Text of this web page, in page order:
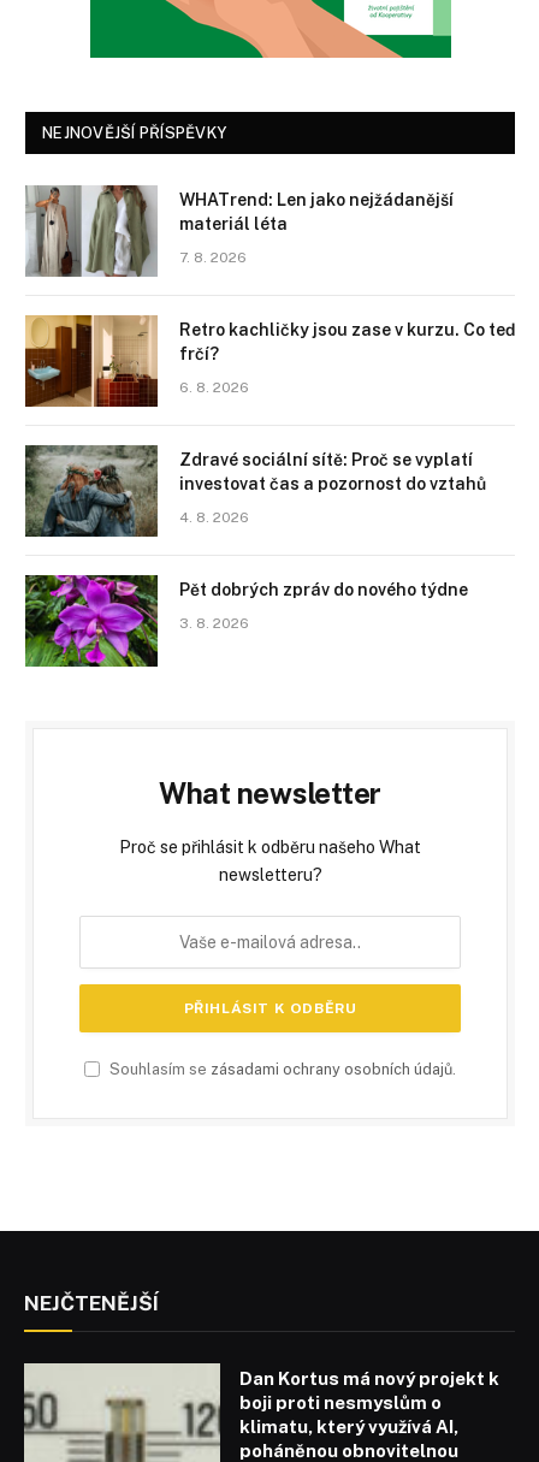
NEJNOVĚJŠÍ PŘÍSPĚVKY
WHATrend: Len jako nejžádanější
materiál léta
7. 8. 2026
Retro kachličky jsou zase v kurzu. Co teď
frčí?
6. 8. 2026
Zdravé sociální sítě: Proč se vyplatí
investovat čas a pozornost do vztahů
4. 8. 2026
Pět dobrých zpráv do nového týdne
3. 8. 2026
What newsletter
Proč se přihlásit k odběru našeho What
newsletteru?
Souhlasím se zásadami ochrany osobních údajů
NEJČTENĚJŠÍ
Dan Kortus má nový projekt k
boji proti nesmyslům o
klimatu, který využívá AI,
poháněnou obnovitelnou